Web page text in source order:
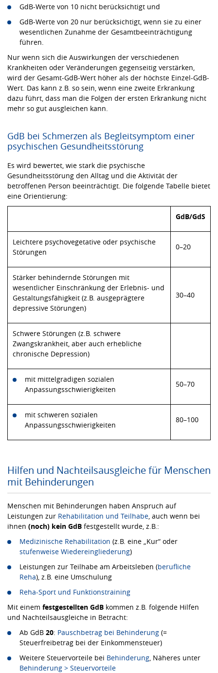
GdB-Werte von 10 nicht berücksichtigt und
GdB-Werte von 20 nur berücksichtigt, wenn sie zu einer
wesentlichen Zunahme der Gesamtbeeinträchtigung
führen.
Nur wenn sich die Auswirkungen der verschiedenen
Krankheiten oder Veränderungen gegenseitig verstärken,
wird der Gesamt-GdB-Wert höher als der höchste Einzel-GdB-
Wert. Das kann z.B. so sein, wenn eine zweite Erkrankung
dazu führt, dass man die Folgen der ersten Erkrankung nicht
mehr so gut ausgleichen kann.
GdB bei Schmerzen als Begleitsymptom einer
psychischen Gesundheitsstörung
Es wird bewertet, wie stark die psychische
Gesundheitsstörung den Alltag und die Aktivität der
betroffenen Person beeinträchtigt. Die folgende Tabelle bietet
eine Orientierung:
GdB/GdS
Leichtere psychovegetative oder psychische
Störungen
0–20
Stärker behindernde Störungen mit
wesentlicher Einschränkung der Erlebnis- und
Gestaltungsfähigkeit (z.B. ausgeprägtere
depressive Störungen)
30–40
Schwere Störungen (z.B. schwere
Zwangskrankheit, aber auch erhebliche
chronische Depression)
mit mittelgradigen sozialen
Anpassungsschwierigkeiten
50–70
mit schweren sozialen
Anpassungsschwierigkeiten
80–100
Hilfen und Nachteilsausgleiche für Menschen
mit Behinderungen
Menschen mit Behinderungen haben Anspruch auf
Leistungen zur Rehabilitation und Teilhabe , auch wenn bei
ihnen (noch) kein GdB festgestellt wurde, z.B.:
Medizinische Rehabilitation (z.B. eine „Kur“ oder
stufenweise Wiedereingliederung)
Leistungen zur Teilhabe am Arbeitsleben (berufliche
Reha), z.B. eine Umschulung
Reha-Sport und Funktionstraining
Mit einem festgestellten GdB kommen z.B. folgende Hilfen
und Nachteilsausgleiche in Betracht:
Ab GdB 20: Pauschbetrag bei Behinderung (=
Steuerfreibetrag bei der Einkommensteuer)
Weitere Steuervorteile bei Behinderung , Näheres unter
Behinderung > Steuervorteile